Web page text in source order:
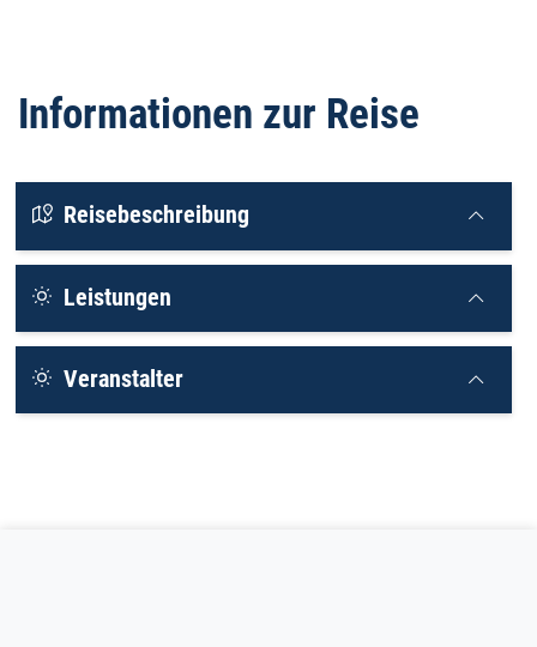
Informationen zur Reise
Reisebeschreibung
Leistungen
Veranstalter